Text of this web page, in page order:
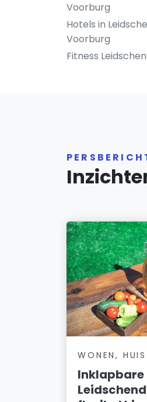
Voorburg
Hotels in
Voorburg
Fitness
WONEN,